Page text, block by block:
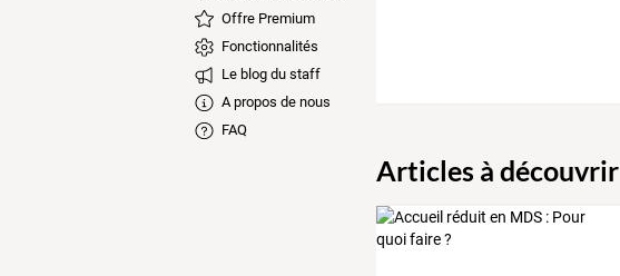
Offre Premium
Fonctionnalités
Le blog du staff
A propos de nous
FAQ
Articles à découvrir